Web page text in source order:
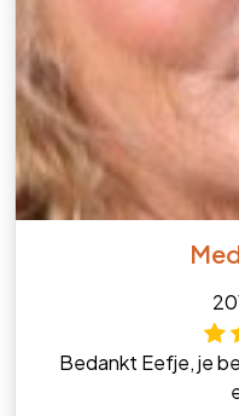
Bedankt Eefje, je